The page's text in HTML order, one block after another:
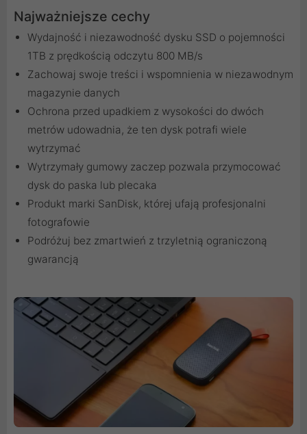
Najważniejsze cechy
Wydajność i niezawodność dysku SSD o pojemności
1TB z prędkością odczytu 800 MB/s
Zachowaj swoje treści i wspomnienia w niezawodnym
magazynie danych
Ochrona przed upadkiem z wysokości do dwóch
metrów udowadnia, że ten dysk potrafi wiele
wytrzymać
Wytrzymały gumowy zaczep pozwala przymocować
dysk do paska lub plecaka
Produkt marki SanDisk, której ufają profesjonalni
fotografowie
Podróżuj bez zmartwień z trzyletnią ograniczoną
gwarancją